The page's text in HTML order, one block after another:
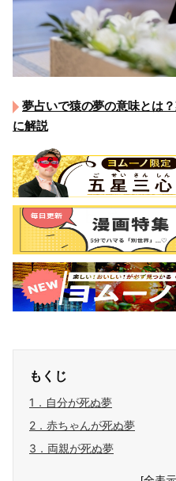
夢占いで猿の夢の意味とは
に解説
もくじ
1．自分が死ぬ夢
2．赤ちゃんが死ぬ夢
3．両親が死ぬ夢